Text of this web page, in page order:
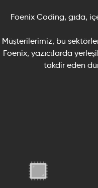
Foenix Coding, gıda,
Müşterilerimiz, bu
Foenix, yazıcılarda
takdir eden